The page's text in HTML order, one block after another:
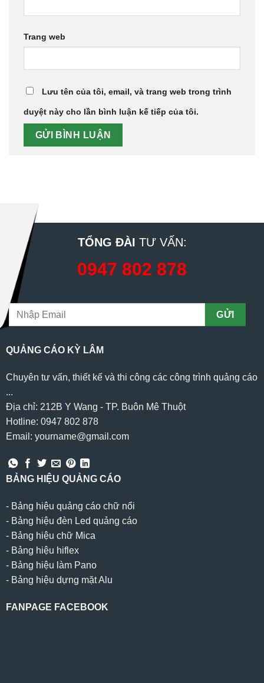
Trang web
Lưu tên của tôi, email, và trang web trong trình
duyệt này cho lần bình luận kế tiếp của tôi.
TỔNG ĐÀI TƯ VẤN:
0947 802 878
QUẢNG CÁO KỲ LÂM
Chuyên tư vấn, thiết kế và thi công các công trình quảng cáo
...
Địa chỉ: 212B Y Wang - TP. Buôn Mê Thuột
Hotline: 0947 802 878
Email: yourname@gmail.com
BẢNG HIỆU QUẢNG CÁO
- Bảng hiệu quảng cáo chữ nổi
- Bảng hiệu đèn Led quảng cáo
- Bảng hiệu chữ Mica
- Bảng hiệu hiflex
- Bảng hiệu làm Pano
- Bảng hiệu dựng mặt Alu
FANPAGE FACEBOOK